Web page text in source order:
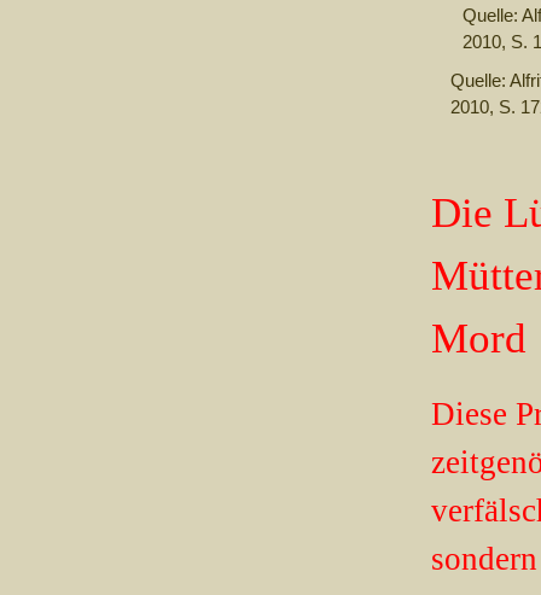
Quelle:
2010, S.
Quelle:
2010, S.
Die
Diese